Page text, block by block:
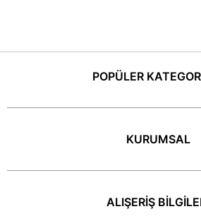
POPÜLER
KURUMSAL
ALIŞERİŞ